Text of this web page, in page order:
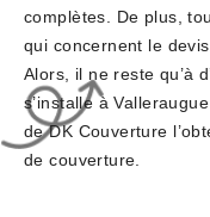
complètes. De plus,
qui concernent le
Alors, il ne reste qu’à
s’installe à
de DK Couverture
de couverture.